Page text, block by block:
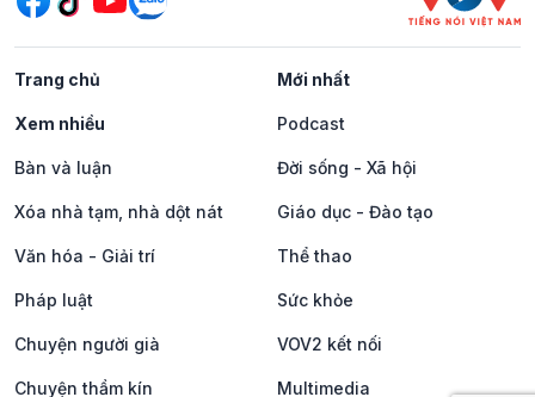
Trang chủ Mới nhất
Xem nhiều Podcast
Bàn và luận Đời sống - Xã hội
Xóa nhà tạm, nhà dột nát Giáo dục - Đào tạo
Văn hóa - Giải trí Thể thao
Pháp luật Sức khỏe
Chuyện người già VOV2 kết nối
Chuyện thầm kín Multimedia